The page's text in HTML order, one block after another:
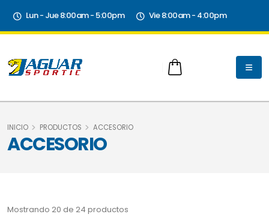
Lun - Jue 8:00am - 5:00pm Vie 8:00am - 4:00pm
ACCESORIO
INICIO PRODUCTOS ACCESORIO
Mostrando 20 de 24 productos